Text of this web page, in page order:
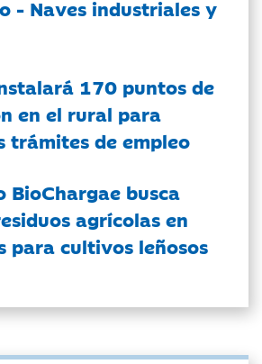
- Naves industriales y
170 puntos de
en el rural para
trámites de empleo
BioChargae busca
agrícolas en
para cultivos leñosos